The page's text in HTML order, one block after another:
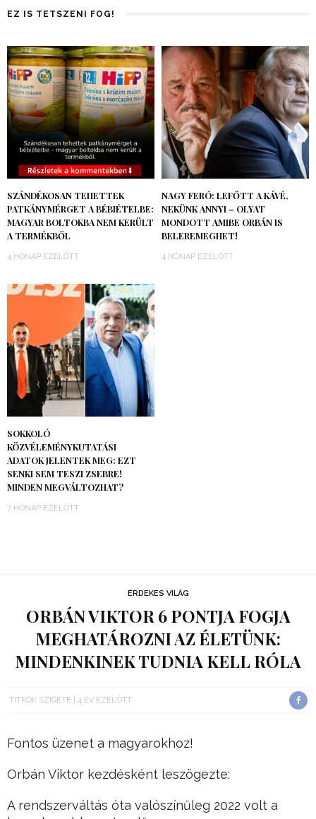
EZ IS TETSZENI FOG!
SZÁNDÉKOSAN TEHETTEK
PATKÁNYMÉRGET A BÉBIÉTELBE:
MAGYAR BOLTOKBA NEM KERÜLT
A TERMÉKBŐL
4 HÓNAP EZELŐTT
NAGY FERÓ: LEFŐTT A KÁVÉ,
NEKÜNK ANNYI – OLYAT
MONDOTT AMIBE ORBÁN IS
BELEREMEGHET!
4 HÓNAP EZELŐTT
SOKKOLÓ
KÖZVÉLEMÉNYKUTATÁSI
ADATOK JELENTEK MEG: EZT
SENKI SEM TESZI ZSEBRE!
MINDEN MEGVÁLTOZHAT?
7 HÓNAP EZELŐTT
ÉRDEKES VILÁG
ORBÁN VIKTOR 6 PONTJA FOGJA
MEGHATÁROZNI AZ ÉLETÜNK:
MINDENKINEK TUDNIA KELL RÓLA
TITKOK SZIGETE 4 ÉV EZELŐTT
Fontos üzenet a magyarokhoz!
Orbán Viktor kezdésként leszögezte:
A rendszerváltás óta valószínűleg 2022 volt a